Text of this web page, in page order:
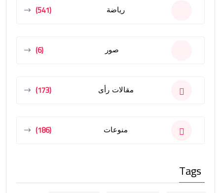
رياضة (541)
صور (6)
مقالات رأى (173)
منوعات (186)
Tags